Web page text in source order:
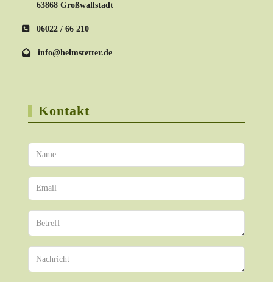
63868 Großwallstadt
06022 / 66 210
info@helmstetter.de
Kontakt